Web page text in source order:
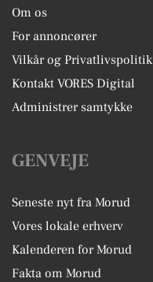
Om os
For annoncører
Vilkår og Privatlivspolitik
Kontakt VORES Digital
Administrer samtykke
GENVEJE
Seneste nyt fra Morud
Vores lokale erhverv
Kalenderen for Morud
Fakta om Morud